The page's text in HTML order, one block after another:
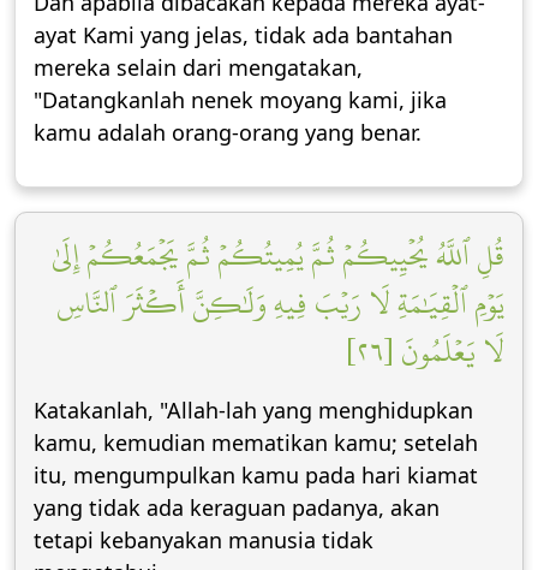
ayat Kami yang jelas, tidak ada bantahan
mereka selain dari mengatakan,
"Datangkanlah nenek moyang kami, jika
kamu adalah orang-orang yang benar.
قُلِ ٱللَّهُ يُحۡيِيكُمۡ ثُمَّ يُمِيتُكُمۡ ثُمَّ يَجۡمَعُكُمۡ إِلَىٰ
يَوۡمِ ٱلۡقِيَٰمَةِ لَا رَيۡبَ فِيهِ وَلَٰكِنَّ أَكۡثَرَ ٱلنَّاسِ
لَا يَعۡلَمُونَ [٢٦]
Katakanlah, "Allah-lah yang menghidupkan
kamu, kemudian mematikan kamu; setelah
itu, mengumpulkan kamu pada hari kiamat
yang tidak ada keraguan padanya, akan
tetapi kebanyakan manusia tidak